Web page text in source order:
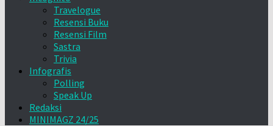
Travelogue
Resensi Buku
Resensi Film
Sastra
Trivia
Infografis
Polling
Speak Up
Redaksi
MINIMAGZ 24/25